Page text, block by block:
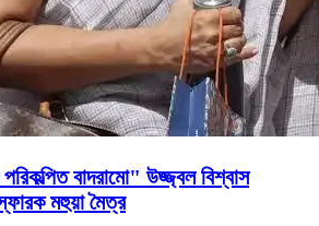
বাদরামো" উজ্জ্বল বিশ্বাস
মহুয়া মৈত্র